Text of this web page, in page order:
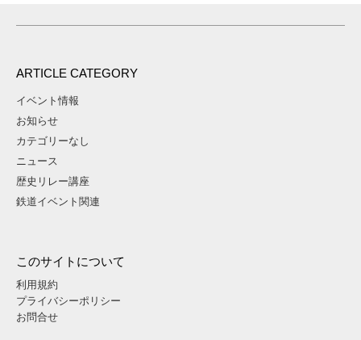
ARTICLE CATEGORY
イベント情報
お知らせ
カテゴリーなし
ニュース
歴史リレー講座
鉄道イベント関連
このサイトについて
利用規約
プライバシーポリシー
お問合せ